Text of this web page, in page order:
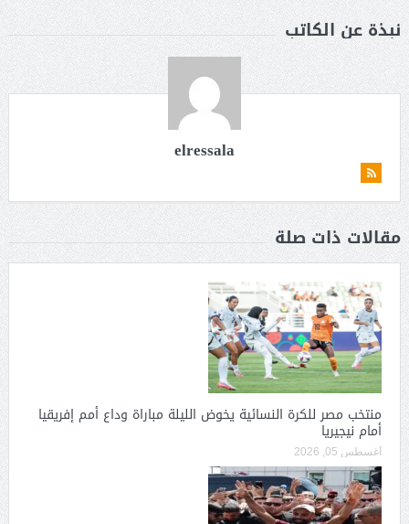
نبذة عن الكاتب
elressala
مقالات ذات صلة
منتخب مصر للكرة النسائية يخوض الليلة مباراة وداع أمم إفريقيا
أمام نيجيريا
أغسطس 05, 2026